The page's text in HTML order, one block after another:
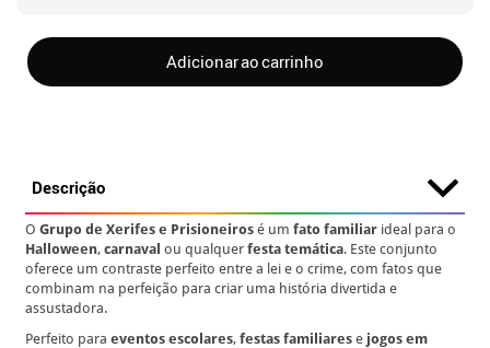
Adicionar ao carrinho
Descrição
OGrupo de Xerifes e Prisioneiros é umfato familiar ideal para o
Halloween,carnaval ou qualquerfesta temática. Este conjunto
oferece um contraste perfeito entre a lei e o crime, com fatos que
combinam na perfeição para criar uma história divertida e
assustadora.
Perfeito paraeventos escolares,festas familiares e jogos em